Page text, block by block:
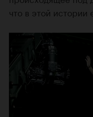
что в этой истории